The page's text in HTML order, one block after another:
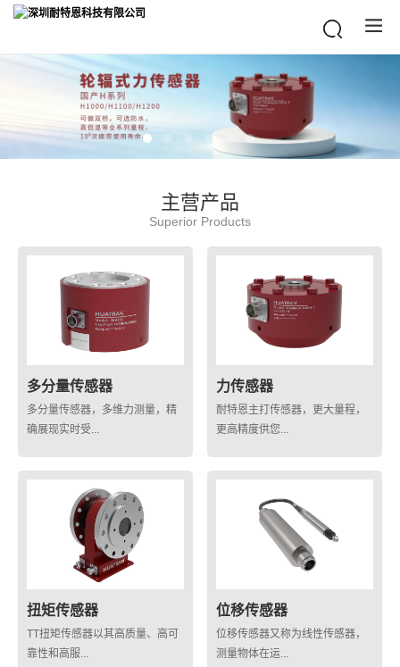
主营产品
Superior Products
多分量传感器
多分量传感器，多维力测量，精
确展现实时受...
力传感器
耐特恩主打传感器，更大量程，
更高精度供您...
扭矩传感器
TT扭矩传感器以其高质量、高可
靠性和高服...
位移传感器
位移传感器又称为线性传感器，
测量物体在运...